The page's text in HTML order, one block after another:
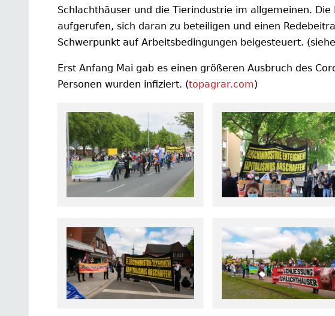
Schlachthäuser und die Tierindustrie im allgemeinen. Die
aufgerufen, sich daran zu beteiligen und einen
Schwerpunkt auf Arbeitsbedingungen beigesteuert.
Erst Anfang Mai gab es einen größeren Ausbruch des
Personen wurden infiziert. (topagrar.com)